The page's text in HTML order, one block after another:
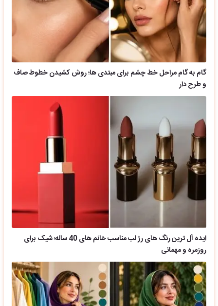
گام به گام مراحل خط چشم برای مبتدی ها؛ روش کشیدن خطوط صاف
و طرح دار
ایده آل ترین رنگ های رژ لب مناسب خانم های 40 ساله؛ شیک برای
روزمره و مهمانی